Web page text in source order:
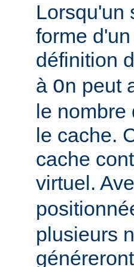
Lorsqu'un
forme
définition
à On peut
le
le cache.
cache
virtuel.
plusieurs